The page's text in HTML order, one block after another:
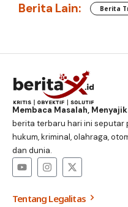
Berita Lain: Berita
Membaca Masalah,
berita terbaru hari ini seputar
hukum, kriminal, olahraga,
dan dunia.
Tentang Legalitas